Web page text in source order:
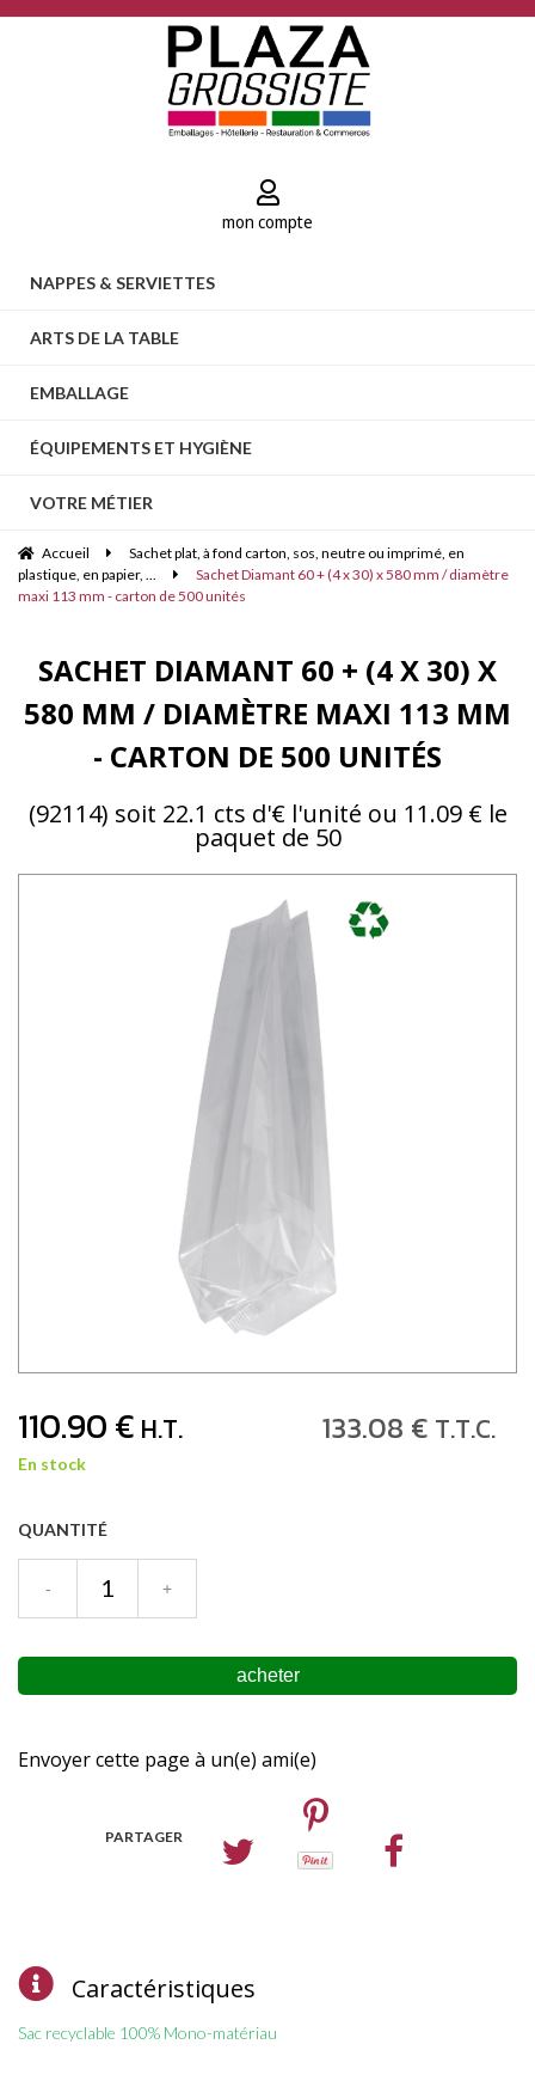
mon compte
NAPPES & SERVIETTES
ARTS DE LA TABLE
EMBALLAGE
ÉQUIPEMENTS ET HYGIÈNE
VOTRE MÉTIER
Accueil
Sachet plat, à fond carton, sos, neutre ou imprimé, en
plastique, en papier, ...
Sachet Diamant 60 + (4 x 30) x 580 mm / diamètre
maxi 113 mm - carton de 500 unités
SACHET DIAMANT 60 + (4 X 30) X
580 MM / DIAMÈTRE MAXI 113 MM
- CARTON DE 500 UNITÉS
(92114) soit 22.1 cts d'€ l'unité ou 11.09 € le
paquet de 50
110.90€ H.T. 133.08 € T.T.C.
En stock
QUANTITÉ
Envoyer cette page à un(e) ami(e)
PARTAGER
Caractéristiques
Sac recyclable 100% Mono-matériau